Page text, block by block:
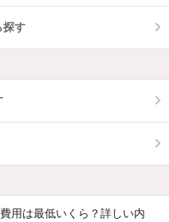
探す
用は最低いくら？詳しい内